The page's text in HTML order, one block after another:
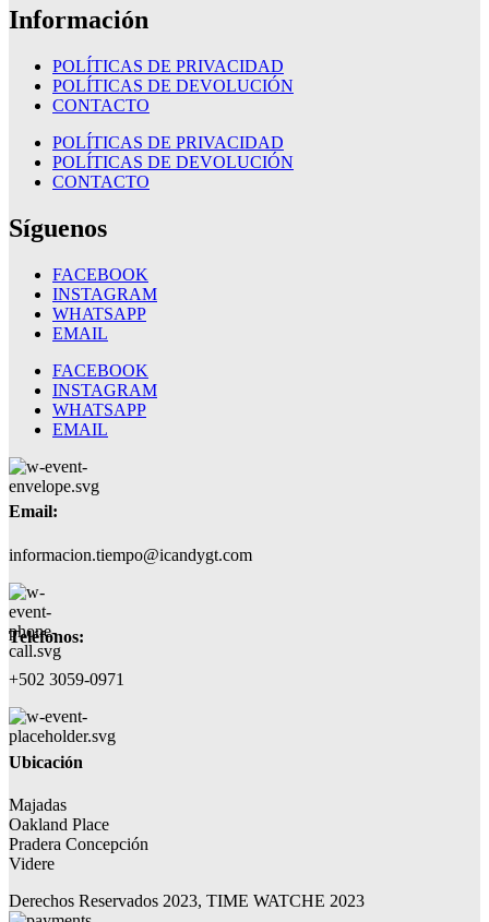
Información
POLÍTICAS DE PRIVACIDAD
POLÍTICAS DE DEVOLUCIÓN
CONTACTO
POLÍTICAS DE PRIVACIDAD
POLÍTICAS DE DEVOLUCIÓN
CONTACTO
Síguenos
FACEBOOK
INSTAGRAM
WHATSAPP
EMAIL
FACEBOOK
INSTAGRAM
WHATSAPP
EMAIL
Email:
informacion.tiempo@icandygt.com
Teléfonos:
+502 3059-0971
Ubicación
Majadas
Oakland Place
Pradera Concepción
Videre
Derechos Reservados 2023, TIME WATCHE 2023